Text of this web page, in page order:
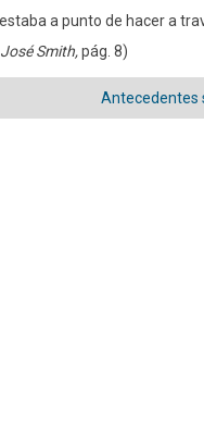
a punto de hacer a
Smith,pág. 8)
Antecedentes